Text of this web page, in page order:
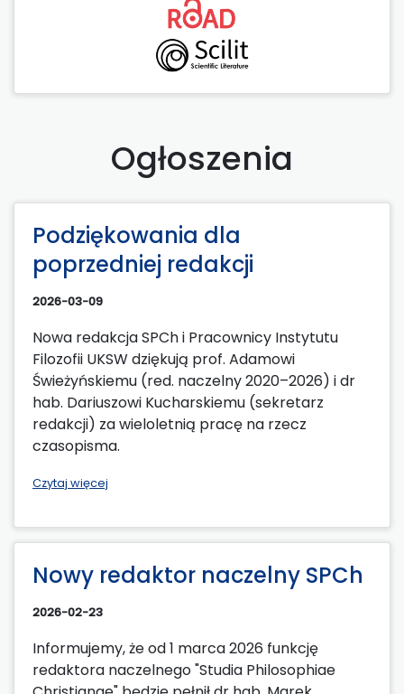
Ogłoszenia
Podziękowania dla
poprzedniej redakcji
2026-03-09
Nowa redakcja SPCh i Pracownicy Instytutu
Filozofii UKSW dziękują prof. Adamowi
Świeżyńskiemu (red. naczelny 2020–2026) i dr
hab. Dariuszowi Kucharskiemu (sekretarz
redakcji) za wieloletnią pracę na rzecz
czasopisma.
Czytaj więcej
Nowy redaktor naczelny SPCh
2026-02-23
Informujemy, że od 1 marca 2026 funkcję
redaktora naczelnego "Studia Philosophiae